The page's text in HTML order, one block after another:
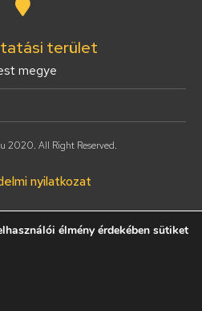
terület
megye
2020. All Right Reserved.
nyilatkozat
élmény érdekében sütiket